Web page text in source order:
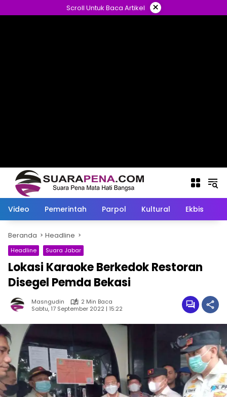
ke
Scroll Untuk Baca Artikel ×
Video Pemerintah Parpol Kultural Ekbis
Beranda Headline
Headline Suara Jabar
Lokasi Karaoke Berkedok Restoran
Disegel Pemda Bekasi
Masngudin
2 Min Baca
Sabtu, 17 September 2022 | 15:22